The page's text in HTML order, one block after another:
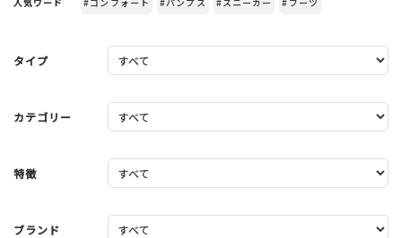
タイプ
カテゴリー
特徴
ブランド